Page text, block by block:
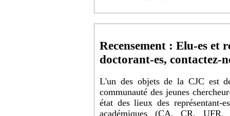
Recensement : Elu-es et
doctorant-es, contactez-
L'un des objets de la CJC est
communauté des jeunes
état des lieux des représentant-
académiques (CA, CR,